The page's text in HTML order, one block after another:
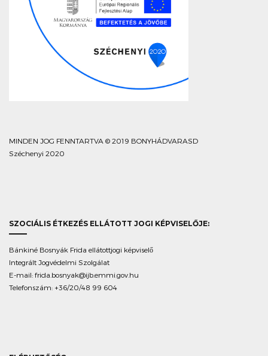
MINDEN JOG FENNTARTVA © 2019 BONYHÁDVARASD
Széchenyi 2020
SZOCIÁLIS ÉTKEZÉS ELLÁTOTT JOGI KÉPVISELŐJE:
Bánkiné Bosnyák Frida ellátottjogi képviselő
Integrált Jogvédelmi Szolgálat
E-mail: frida.bosnyak@ijb.emmi.gov.hu
Telefonszám: +36/20/48 99 604